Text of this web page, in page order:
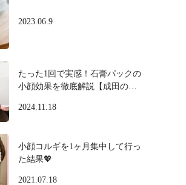
2023.06.9
たった1回で実感！石膏パックの
小顔効果を徹底解説【成田のプ
2024.11.18
小顔コルギを1ヶ月集中して行っ
た結果💖
2021.07.18